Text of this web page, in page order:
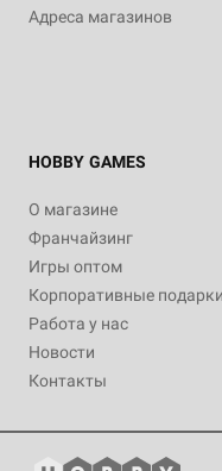
Адреса магазинов
HOBBY GAMES
О магазине
Франчайзинг
Игры оптом
Корпоративные подарки
Работа у нас
Новости
Контакты